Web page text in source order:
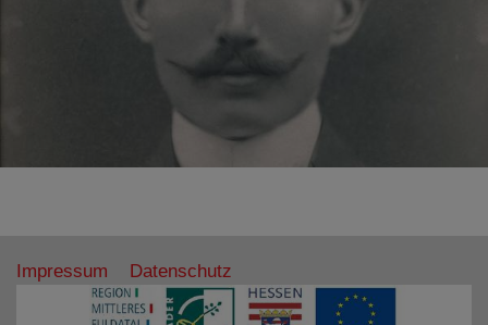
Impressum Datenschutz